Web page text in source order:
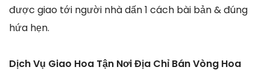
được giao tới người nhà dấn 1 cách bài bản & đúng
hứa hẹn.
Dịch Vụ Giao Hoa Tận Nơi Địa Chỉ Bán Vòng Hoa